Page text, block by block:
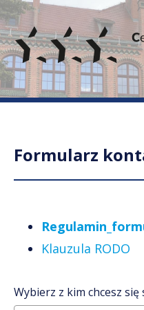
Formularz
Klauzula RODO
Wybierz z kim chcesz